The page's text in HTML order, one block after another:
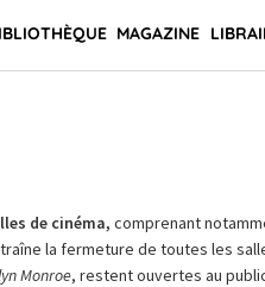
MAGAZINE
de cinéma, comprenant
la fermeture de toutes les
Monroe, restent ouvertes au